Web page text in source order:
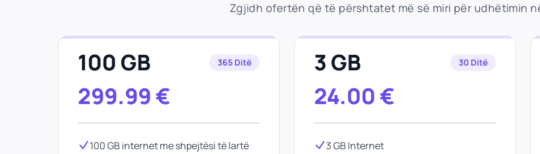
Zgjidh ofertën që të përshtatet më së miri për udhëtimin
100 GB 365 Ditë
299.99 €
100 GB internet me shpejtësi të lartë
3 GB 30 Ditë
24.00 €
3 GB Internet